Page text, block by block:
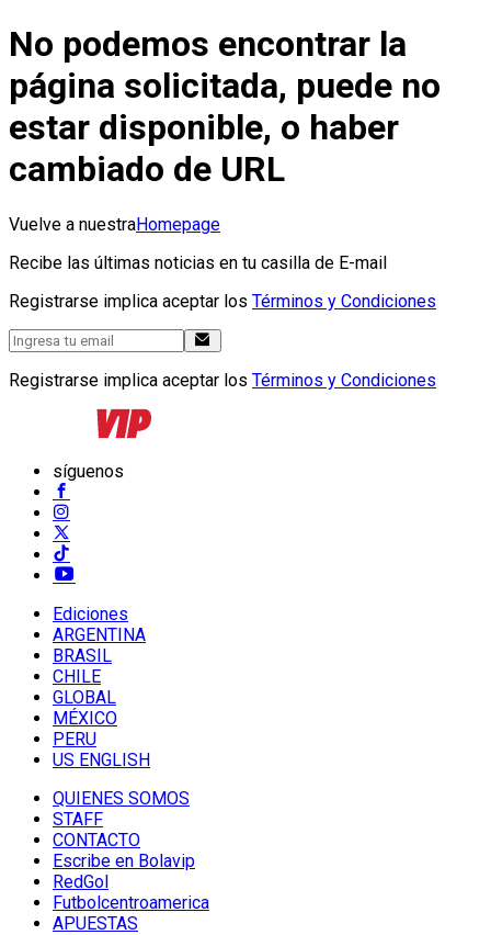
No podemos encontrar la
página solicitada, puede no
estar disponible, o haber
cambiado de URL
Vuelve a nuestraHomepage
Recibe las últimas noticias en tu casilla de E-mail
Registrarse implica aceptar los Términos y Condiciones
Registrarse implica aceptar los Términos y Condiciones
síguenos
Ediciones
ARGENTINA
BRASIL
CHILE
GLOBAL
MÉXICO
PERU
US ENGLISH
QUIENES SOMOS
STAFF
CONTACTO
Escribe en Bolavip
RedGol
Futbolcentroamerica
APUESTAS